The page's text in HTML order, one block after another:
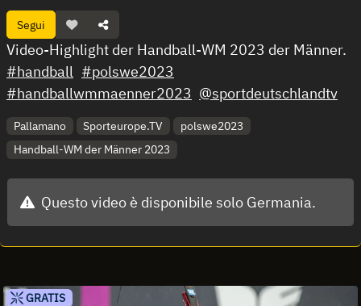
Segui
Video-Highlight der Handball-WM 2023 der Männer.
#handball #polswe2023
#handballwmmaenner2023 @sportdeutschlandtv
Pallamano Sporteurope.TV
polswe2023
Handball-WM der Männer 2023
Questo video è disponibile solo Germania.
GRATIS